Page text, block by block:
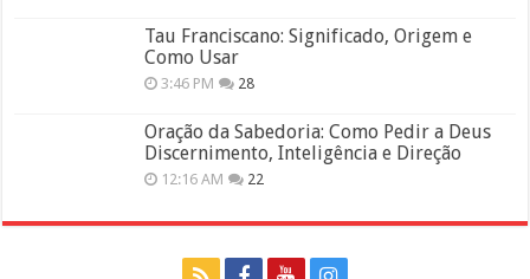
Tau Franciscano: Significado, Origem e
Como Usar
3:46 PM 28
Oração da Sabedoria: Como Pedir a Deus
Discernimento, Inteligência e Direção
12:16 AM 22